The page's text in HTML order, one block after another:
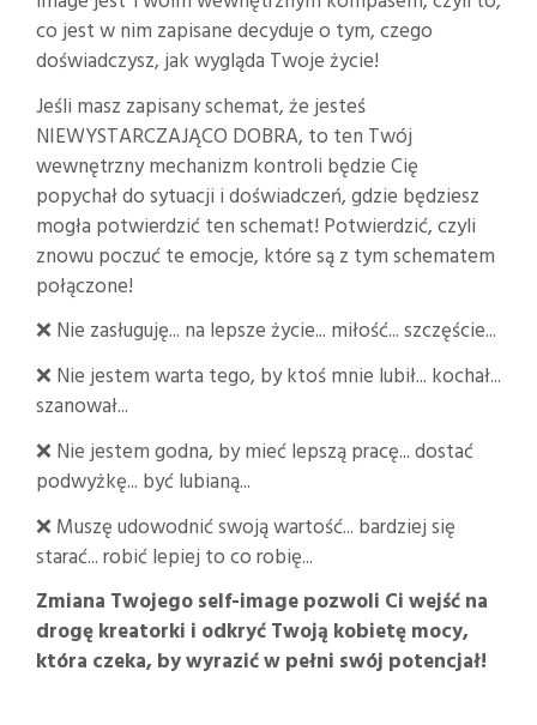
co jest w nim zapisane decyduje o tym, czego
doświadczysz, jak wygląda Twoje życie!
Jeśli masz zapisanyschemat, że jesteś
NIEWYSTARCZAJĄCO DOBRA, to ten Twój
wewnętrzny mechanizm kontroli będzie Cię
popychał do sytuacji i doświadczeń, gdzie będziesz
mogła potwierdzić ten schemat! Potwierdzić, czyli
znowu poczuć te emocje, które są z tym schematem
połączone!
❌ Nie zasługuję... na lepsze życie... miłość... szczęście...
❌ Nie jestem warta tego, by ktoś mnie lubił... kochał...
szanował...
❌ Nie jestem godna, by mieć lepszą pracę... dostać
podwyżkę... być lubianą...
❌ Muszę udowodnić swoją wartość... bardziej się
starać... robić lepiej to co robię...
Zmiana Twojego self-image pozwoli Ci wejść na
drogę kreatorki i odkryć Twoją kobietę mocy,
która czeka, by wyrazić w pełni swój potencjał!